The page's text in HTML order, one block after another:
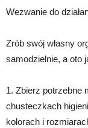
Wezwanie do
Zrób swój własny
samodzielnie, a oto
1. Zbierz potrzebne
chusteczkach
kolorach i